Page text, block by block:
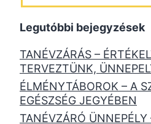
Legutóbbi bejegyzések
TANÉVZÁRÁS –
TERVEZTÜNK,
ÉLMÉNYTÁBOROK – A
EGÉSZSÉG JEGYÉBEN
TANÉVZÁRÓ ÜNNEPÉLY